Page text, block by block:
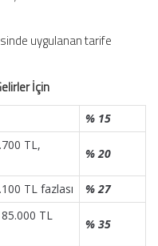
uygulanan tarife
İçin
% 15
TL,
% 20
TL fazlası
% 27
TL
% 35